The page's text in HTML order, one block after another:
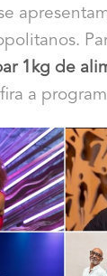
1kg de
a